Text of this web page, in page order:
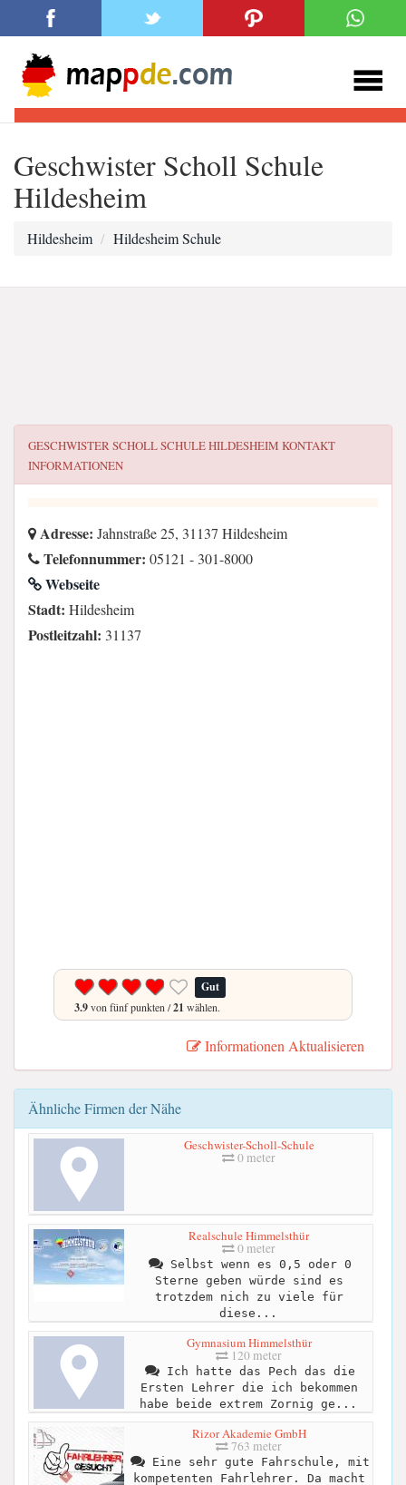
Geschwister Scholl Schule
Hildesheim
Hildesheim Hildesheim Schule
GESCHWISTER SCHOLL SCHULE HILDESHEIM KONTAKT
INFORMATIONEN
Adresse: Jahnstraße 25, 31137 Hildesheim
Telefonnummer: 05121 - 301-8000
Webseite
Stadt: Hildesheim
Postleitzahl: 31137
Gut
3.9von fünf punkten /21 wählen.
Informationen Aktualisieren
Ähnliche Firmen der Nähe
Geschwister-Scholl-Schule
0 meter
Realschule Himmelsthür
0 meter
Selbst wenn es 0,5 oder 0
Sterne geben würde sind es
trotzdem nich zu viele für
diese...
Gymnasium Himmelsthür
120 meter
Ich hatte das Pech das die
Ersten Lehrer die ich bekommen
habe beide extrem Zornig ge...
Rizor Akademie GmbH
763 meter
Eine sehr gute Fahrschule, mit
kompetenten Fahrlehrer. Da macht